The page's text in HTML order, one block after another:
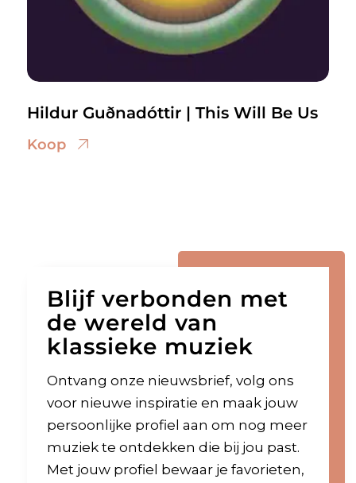
Hildur Guðnadóttir | This Will Be Us
Koop
Blijf verbonden met
de wereld van
klassieke muziek
Ontvang onze nieuwsbrief, volg ons
voor nieuwe inspiratie en maak jouw
persoonlijke profiel aan om nog meer
muziek te ontdekken die bij jou past.
Met jouw profiel bewaar je favorieten,